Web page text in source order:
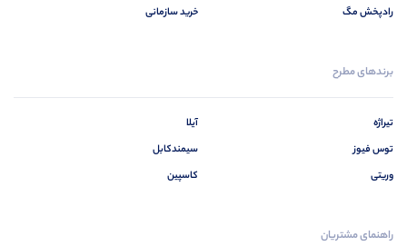
رادپخش مگ
خرید سازمانی
برندهای مطرح
تیراژه
توس فیوز
وریتی
آیلا
سیمندکابل
کاسپین
راهنمای مشتریان